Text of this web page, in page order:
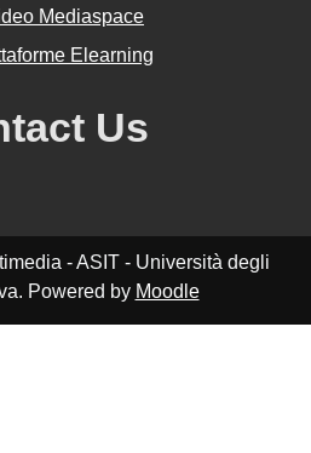
Mediaspace
Elearning
Us
- ASIT - Università degli
Powered by Moodle